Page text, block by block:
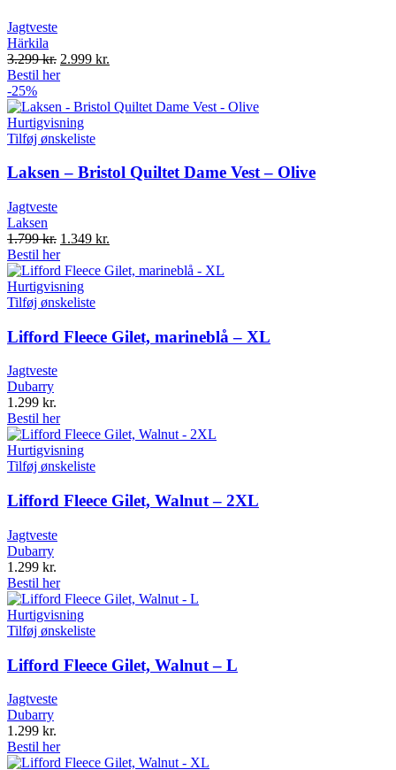
Jagtveste
Härkila
3.299kr. Original
price
3.299 kr..
2.999 kr.
2.999 kr..
Bestil her
-25%
Hurtigvisning
Tilføj ønskeliste
Laksen – Bristol Quiltet Dame Vest – Olive
Jagtveste
Laksen
1.799kr. Original
price
was:
1.799 kr..
1.349 kr.
is:
Bestil her
Hurtigvisning
Tilføj ønskeliste
Lifford Fleece Gilet, marineblå – XL
Jagtveste
Dubarry
1.299 kr.
Bestil her
Hurtigvisning
Tilføj ønskeliste
Lifford Fleece Gilet, Walnut – 2XL
Jagtveste
Dubarry
1.299 kr.
Bestil her
Hurtigvisning
Tilføj ønskeliste
Lifford Fleece Gilet, Walnut – L
Jagtveste
Dubarry
1.299 kr.
Bestil her